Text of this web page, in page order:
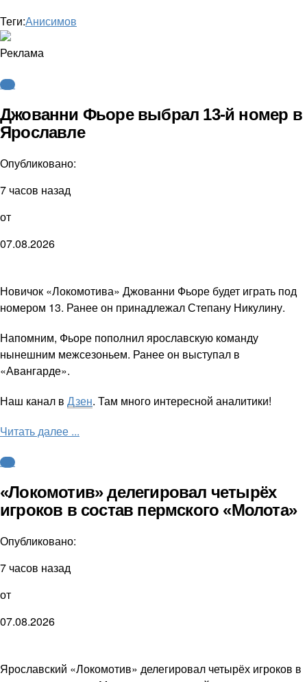
Теги:Анисимов
Реклама
КХЛ
Джованни Фьоре выбрал 13-й номер в
Ярославле
Опубликовано:
7 часов назад
от
07.08.2026
Новичок «Локомотива» Джованни Фьоре будет играть под
номером 13. Ранее он принадлежал Степану Никулину.
Напомним, Фьоре пополнил ярославскую команду
нынешним межсезоньем. Ранее он выступал в
«Авангарде».
Наш канал в Дзен. Там много интересной аналитики!
Читать далее ...
КХЛ
«Локомотив» делегировал четырёх
игроков в состав пермского «Молота»
Опубликовано:
7 часов назад
от
07.08.2026
Ярославский «Локомотив» делегировал четырёх игроков в